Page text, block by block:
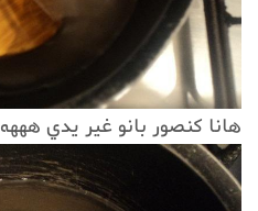
هانا كنصور بانو غير يدي هههه